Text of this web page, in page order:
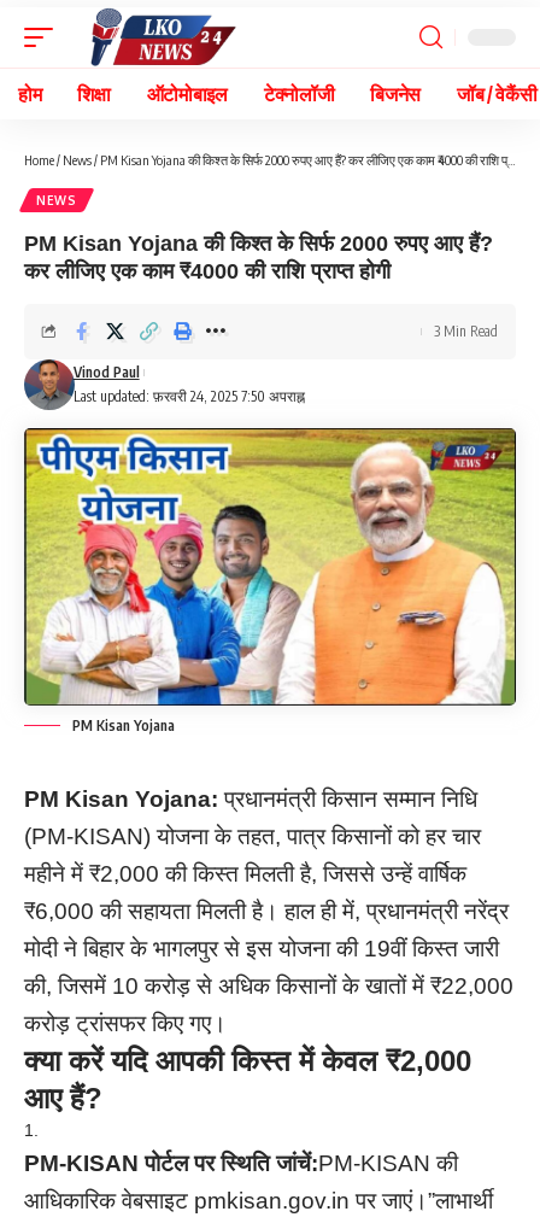
होम शिक्षा ऑटोमोबाइल टेक्नोलॉजी बिजनेस जॉब / वेकैंसी
Home/ News/ PM Kisan Yojana की किश्त के सिर्फ 2000 रुपए आए हैं? कर लीजिए एक काम ₹4000 की राशि प्राप्त होगी
NEWS
PM Kisan Yojana की किश्त के सिर्फ 2000 रुपए आए हैं?
कर लीजिए एक काम ₹4000 की राशि प्राप्त होगी
Last updated: फ़रवरी 24, 2025 7:50 अपराह्न
Vinod Paul
3 Min Read
PM Kisan Yojana
PM Kisan Yojana:प्रधानमंत्री किसान सम्मान निधि
(PM-KISAN) योजना के तहत, पात्र किसानों को हर चार
महीने में ₹2,000 की किस्त मिलती है, जिससे उन्हें वार्षिक
₹6,000 की सहायता मिलती है। हाल ही में, प्रधानमंत्री नरेंद्र
मोदी ने बिहार के भागलपुर से इस योजना की 19वीं किस्त जारी
की, जिसमें 10 करोड़ से अधिक किसानों के खातों में ₹22,000
करोड़ ट्रांसफर किए गए।
क्या करें यदि आपकी किस्त में केवल ₹2,000
आए हैं?
PM-KISAN पोर्टल पर स्थिति जांचें:PM-KISAN की
आधिकारिक वेबसाइट pmkisan.gov.in पर जाएं।”लाभार्थी